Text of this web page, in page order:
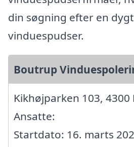
din søgning efter en
vinduespudser.
Boutrup
Kikhøjparken 103,
Ansatte:
Startdato: 16. marts